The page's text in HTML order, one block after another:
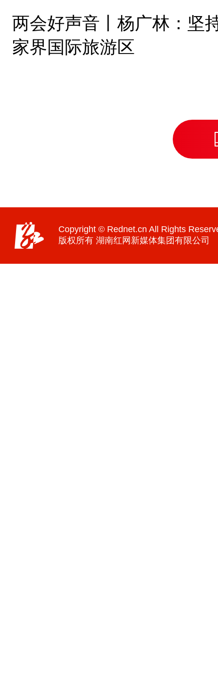
两会好声音丨杨广林：坚
家界国际旅游区
Copyright © Rednet.cn All Rights
版权所有 湖南红网新媒体集团有限公司